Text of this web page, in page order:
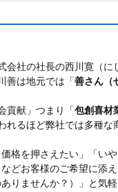
会社の社長の西川寛（
善は地元では「善さん（
貢献」つまり「包創喜材
れるほど弊社では多種
格を押さえたい」「い
どお客様のご希望に添
りませんか？）」と気